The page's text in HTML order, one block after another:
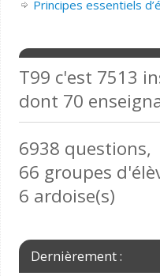
Principes essentiels
T99 c'est 7513
dont 70
6938 questions,
66 groupes
6 ardoise(s)
Dernièrement :